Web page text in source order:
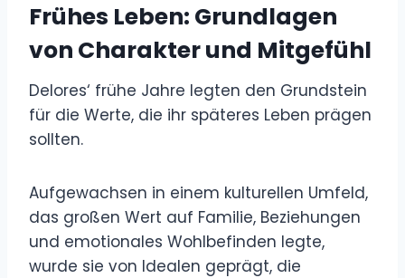
Frühes Leben: Grundlagen
von Charakter und Mitgefühl
Delores‘ frühe Jahre legten den Grundstein
für die Werte, die ihr späteres Leben prägen
sollten.
Aufgewachsen in einem kulturellen Umfeld,
das großen Wert auf Familie, Beziehungen
und emotionales Wohlbefinden legte,
wurde sie von Idealen geprägt, die